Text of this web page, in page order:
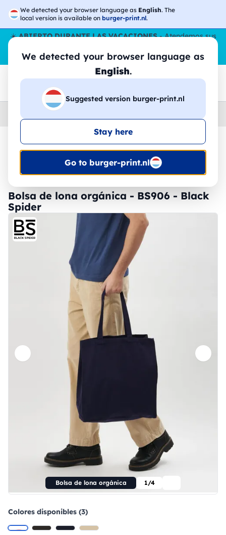
We detected your browser language as English. The
local version is available on burger-print.nl.
We detected your browser language as
English.
Suggested version burger-print.nl
Stay here
Go to burger-print.nl
☀️ABIERTO DURANTE LAS VACACIONES- Atendemos sus
pedidos durante todo el verano, incluso en agosto.
Sin parar
😎🌴
Home
🔥 -30% de impresión DTF
Bolsa de lona orgánica - BS906 - Black
Spider
Bolsa de lona orgánica 1/4
Colores disponibles (3)